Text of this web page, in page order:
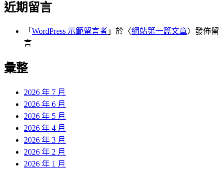
近期留言
「 WordPress 示範留言者 」於〈網站第一篇文章〉發佈留
言
彙整
2026 年 7 月
2026 年 6 月
2026 年 5 月
2026 年 4 月
2026 年 3 月
2026 年 2 月
2026 年 1 月